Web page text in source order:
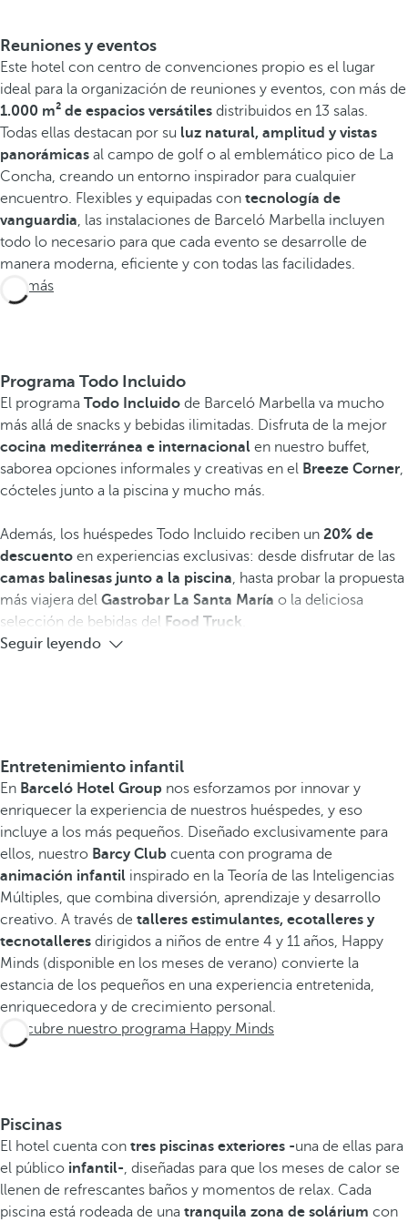
Reuniones y eventos
Este hotel con centro de convenciones propio es el lugar
ideal para la organización de reuniones y eventos, con más de
1.000 m² de espacios versátiles distribuidos en 13 salas.
Todas ellas destacan por su luz natural, amplitud y vistas
panorámicas al campo de golf o al emblemático pico de La
Concha, creando un entorno inspirador para cualquier
encuentro. Flexibles y equipadas con tecnología de
vanguardia, las instalaciones de Barceló Marbella incluyen
todo lo necesario para que cada evento se desarrolle de
manera moderna, eficiente y con todas las facilidades.
Ver más
Programa Todo Incluido
El programa Todo Incluido de Barceló Marbella va mucho
más allá de snacks y bebidas ilimitadas. Disfruta de la mejor
cocina mediterránea e internacional en nuestro buffet,
saborea opciones informales y creativas en el Breeze Corner,
cócteles junto a la piscina y mucho más.
Además, los huéspedes Todo Incluido reciben un 20% de
descuento en experiencias exclusivas: desde disfrutar de las
camas balinesas junto a la piscina, hasta probar la propuesta
más viajera del Gastrobar La Santa María o la deliciosa
selección de bebidas del Food Truck
Seguir leyendo
Entretenimiento infantil
En Barceló Hotel Group nos esforzamos por innovar y
enriquecer la experiencia de nuestros huéspedes, y eso
incluye a los más pequeños. Diseñado exclusivamente para
ellos, nuestro Barcy Club cuenta con programa de
animación infantil inspirado en la Teoría de las Inteligencias
Múltiples, que combina diversión, aprendizaje y desarrollo
creativo. A través de talleres estimulantes, ecotalleres y
tecnotalleres dirigidos a niños de entre 4 y 11 años, Happy
Minds (disponible en los meses de verano) convierte la
estancia de los pequeños en una experiencia entretenida,
enriquecedora y de crecimiento personal.
Descubre nuestro programa Happy Minds
Piscinas
El hotel cuenta con tres piscinas exteriores -una de ellas para
el público infantil-, diseñadas para que los meses de calor se
llenen de refrescantes baños y momentos de relax. Cada
piscina está rodeada de una tranquila zona de solárium con